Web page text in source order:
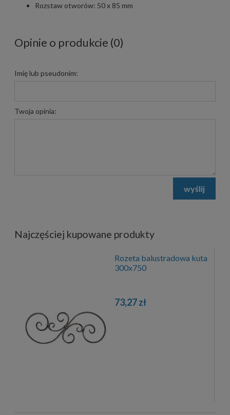
Rozstaw otworów: 50 x 85 mm
Opinie o produkcie (0)
Imię lub pseudonim:
Twoja opinia:
wyślij
Najczęściej kupowane produkty
Rozeta balustradowa kuta
300x750
73,27 zł